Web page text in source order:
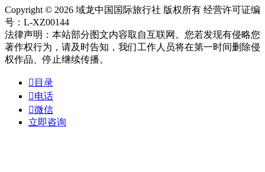
Copyright © 2026 域龙中国国际旅行社 版权所有 经营许可证编
号：L-XZ00144
法律声明：本站部分图文内容取自互联网。您若发现有侵略您
著作权行为，请及时告知，我们工作人员将在第一时间删除侵
权作品、停止继续传播。
 目录
电话
微信
立即咨询